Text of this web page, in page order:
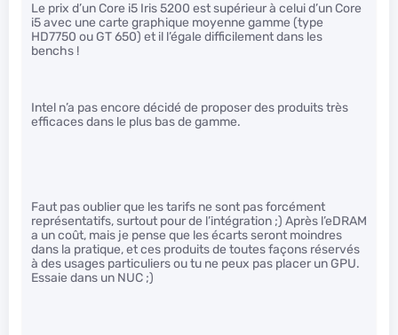
Le prix d’un Core i5 Iris 5200 est supérieur à celui d’un Core
i5 avec une carte graphique moyenne gamme (type
HD7750 ou GT 650) et il l’égale difficilement dans les
benchs !
Intel n’a pas encore décidé de proposer des produits très
efficaces dans le plus bas de gamme.
Faut pas oublier que les tarifs ne sont pas forcément
représentatifs, surtout pour de l’intégration ;) Après l’eDRAM
a un coût, mais je pense que les écarts seront moindres
dans la pratique, et ces produits de toutes façons réservés
à des usages particuliers ou tu ne peux pas placer un GPU.
Essaie dans un NUC ;)